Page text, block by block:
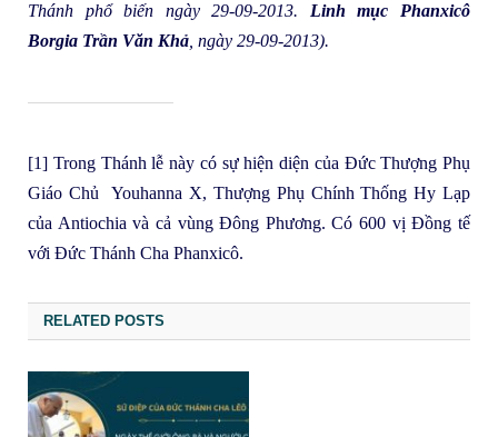
Thánh phổ biến ngày 29-09-2013. Linh mục Phanxicô
Borgia Trần Văn Khả , ngày 29-09-2013).
[1] Trong Thánh lễ này có sự hiện diện của Đức Thượng Phụ
Giáo Chủ Youhanna X, Thượng Phụ Chính Thống Hy Lạp
của Antiochia và cả vùng Đông Phương. Có 600 vị Đồng tế
với Đức Thánh Cha Phanxicô.
RELATED POSTS